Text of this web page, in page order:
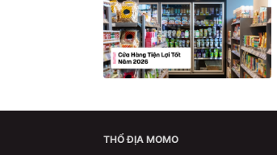
THỔ ĐỊA MOMO